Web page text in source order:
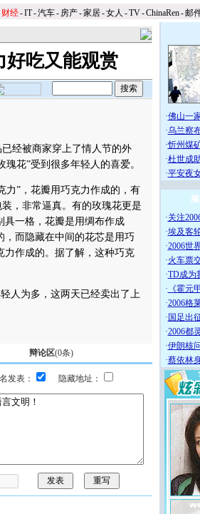
财经-IT-汽车- 房产-家居-女人 -TV-ChinaRen-邮
好吃又能观赏
经被商家穿上了情人节的外
花”受到很多年轻人的喜爱。
”，花瓣用巧克力作成的，有
，非常逼真。 有的玫瑰花更是
具一格，花瓣是用绸布作成
，而隐藏在中间的花芯是用巧
力作成的。据了解，这种巧克
人为多，这两天已经卖出了上
辩论区(0条)
发表： 隐藏地址：
·佛山一
·乌兰察
·忻州煤
·杜世成
·平安夜
·关注
·埃及客
·2006世
·火车票
·TD成为
· 《霍元
·2006格
· 国足出
·2006都
·伊朗核
·蔡依林